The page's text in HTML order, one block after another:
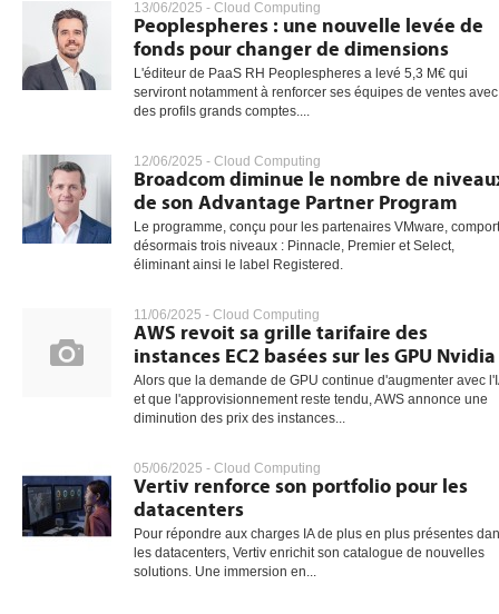
13/06/2025 - Cloud Computing
Peoplespheres : une nouvelle levée de
fonds pour changer de dimensions
L'éditeur de PaaS RH Peoplespheres a levé 5,3 M€ qui
serviront notamment à renforcer ses équipes de ventes avec
des profils grands comptes....
12/06/2025 - Cloud Computing
Broadcom diminue le nombre de
de son Advantage Partner Program
Le programme, conçu pour les partenaires VMware,
désormais trois niveaux : Pinnacle, Premier et Select,
éliminant ainsi le label Registered.
11/06/2025 - Cloud Computing
AWS revoit sa grille tarifaire des
instances EC2 basées sur les GPU Nvidia
Alors que la demande de GPU continue d'augmenter avec
et que l'approvisionnement reste tendu, AWS annonce une
diminution des prix des instances...
05/06/2025 - Cloud Computing
Vertiv renforce son portfolio pour les
datacenters
Pour répondre aux charges IA de plus en plus présentes
les datacenters, Vertiv enrichit son catalogue de nouvelles
solutions. Une immersion en...